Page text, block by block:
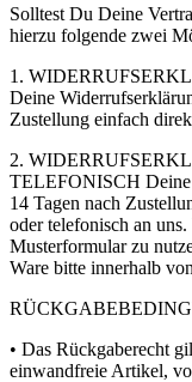
Solltest Du Deine
hierzu folgende zwei
1.
Deine
Zustellung einfach
2.
TELEFONISCH Deine
14 Tagen nach
oder telefonisch an
Musterformular zu
Ware bitte innerhalb
• Das Rückgaberecht
einwandfreie Artikel,